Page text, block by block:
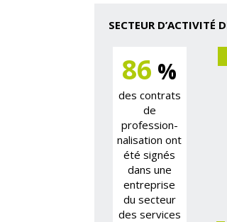
SECTEUR D’ACTIVITÉ
86 %
des contrats
de
profession­
nalisation ont
été signés
dans une
entreprise
du secteur
des services